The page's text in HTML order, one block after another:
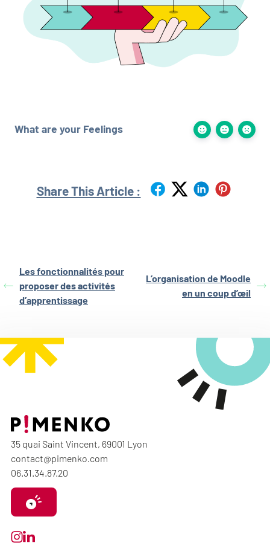
What are your Feelings
Share This Article :
Les fonctionnalités pour
proposer des activités
d’apprentissage
L’organisation de Moodle
en un coup d’œil
35 quai Saint Vincent, 69001 Lyon
contact@pimenko.com
06.31.34.87.20